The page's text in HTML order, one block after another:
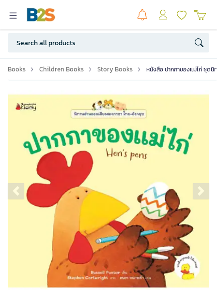
Books Children Books Story Books หนังสือ ปากกาของแม่ไก่ ชุดนิ
Previous slide